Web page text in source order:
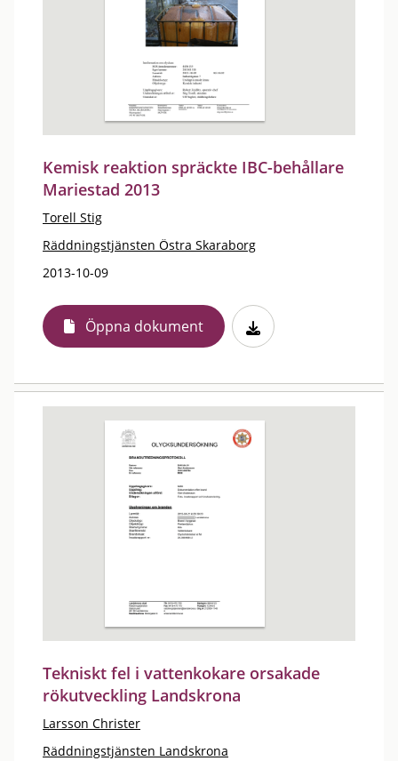
Kemisk reaktion spräckte IBC-behållare
Mariestad 2013
Torell Stig
Räddningstjänsten Östra Skaraborg
2013-10-09
Öppna dokument
Tekniskt fel i vattenkokare orsakade
rökutveckling Landskrona
Larsson Christer
Räddningstjänsten Landskrona